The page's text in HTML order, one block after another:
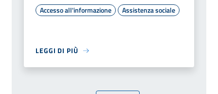
Accesso all'informazione Assistenza sociale
LEGGI DI PIÙ